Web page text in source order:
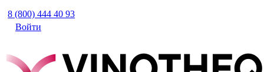
8 (800) 444 40 93
Войти